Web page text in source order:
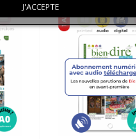
J'ACCEPTE